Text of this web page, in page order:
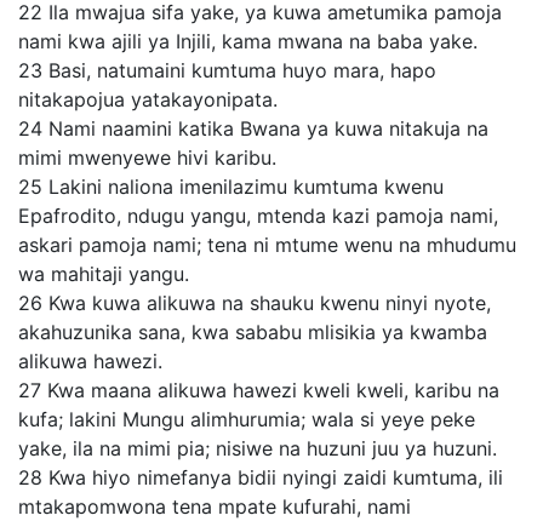
22 Ila mwajua sifa yake, ya kuwa ametumika pamoja
nami kwa ajili ya Injili, kama mwana na baba yake.
23 Basi, natumaini kumtuma huyo mara, hapo
nitakapojua yatakayonipata.
24 Nami naamini katika Bwana ya kuwa nitakuja na
mimi mwenyewe hivi karibu.
25 Lakini naliona imenilazimu kumtuma kwenu
Epafrodito, ndugu yangu, mtenda kazi pamoja nami,
askari pamoja nami; tena ni mtume wenu na mhudumu
wa mahitaji yangu.
26 Kwa kuwa alikuwa na shauku kwenu ninyi nyote,
akahuzunika sana, kwa sababu mlisikia ya kwamba
alikuwa hawezi.
27 Kwa maana alikuwa hawezi kweli kweli, karibu na
kufa; lakini Mungu alimhurumia; wala si yeye peke
yake, ila na mimi pia; nisiwe na huzuni juu ya huzuni.
28 Kwa hiyo nimefanya bidii nyingi zaidi kumtuma, ili
mtakapomwona tena mpate kufurahi, nami